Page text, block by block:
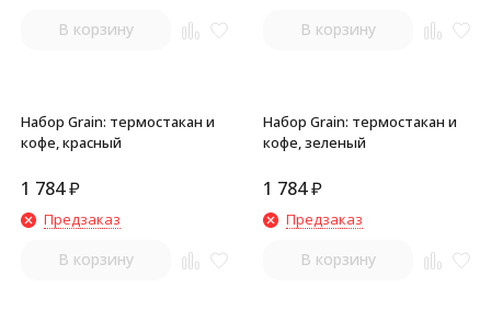
В корзину В корзину
Набор Grain: термостакан и
кофе, красный
1 784₽
Предзаказ
В корзину
Набор Grain: термостакан и
кофе, зеленый
1 784₽
Предзаказ
В корзину